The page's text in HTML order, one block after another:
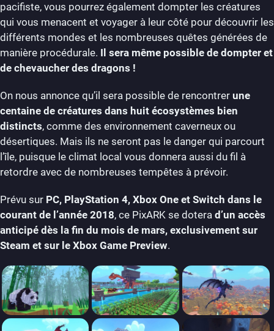
pacifiste, vous pourrez également dompter les créatures
qui vous menacent et voyager à leur côté pour découvrir les
différents mondes et les nombreuses quêtes générées de
manière procédurale. Il sera même possible de dompter et
de chevaucher des dragons !
On nous annonce qu’il sera possible de rencontrer une
centaine de créatures dans huit écosystèmes bien
distincts, comme des environnement caverneux ou
désertiques. Mais ils ne seront pas le danger qui parcourt
l’île, puisque le climat local vous donnera aussi du fil à
retordre avec de nombreuses tempêtes à prévoir.
Prévu sur PC, PlayStation 4, Xbox One et Switch dans le
courant de l’année 2018, ce PixARK se dotera d’un accès
anticipé dès la fin du mois de mars, exclusivement sur
Steam et sur le Xbox Game Preview.